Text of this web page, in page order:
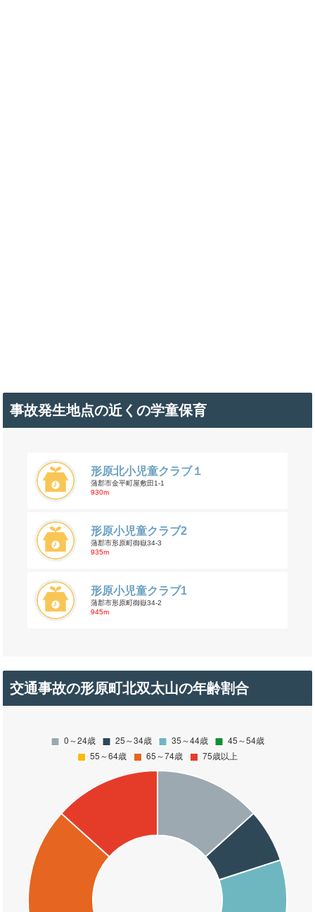
事故発生地点の近くの学童保育
形原北小児童クラブ１
蒲郡市金平町屋敷田1-1
930m
形原小児童クラブ2
蒲郡市形原町御嶽34-3
935m
形原小児童クラブ1
蒲郡市形原町御嶽34-2
945m
交通事故の形原町北双太山の年齢割合